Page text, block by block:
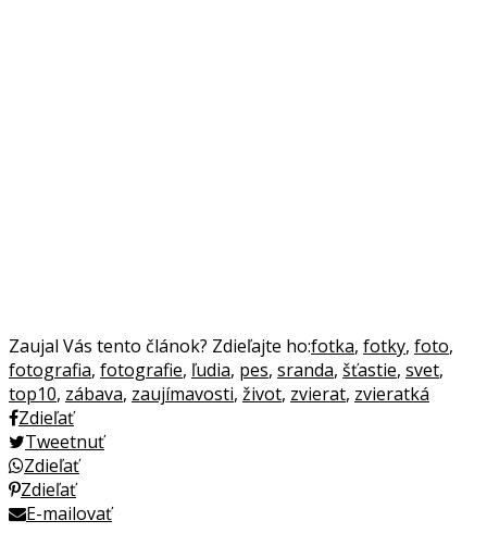
Zaujal Vás tento článok? Zdieľajte ho:fotka, fotky, foto,
fotografia, fotografie, ľudia, pes, sranda, šťastie, svet,
top10, zábava, zaujímavosti, život, zvierat, zvieratká
Zdieľať
Tweetnuť
Zdieľať
Zdieľať
E-mailovať